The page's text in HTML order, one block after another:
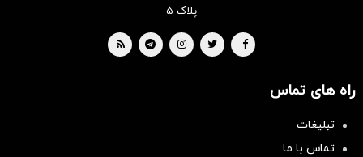
پلاک ۵
راه های تماس
تبلیغات
تماس با ما